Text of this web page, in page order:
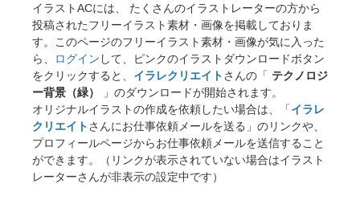
イラストACには、 たくさんのイラストレーターの方から
投稿されたフリーイラスト素材・画像を掲載しておりま
す。このページのフリーイラスト素材・画像が気に入った
ら、
ログイン して、ピンクのイラストダウンロードボタン
をクリックすると、 イラレクリエイトさんの「 テクノロジ
ー背景（緑）
」のダウンロードが開始されます。
オリジナルイラストの作成を依頼したい場合は、「イラレ
クリエイトさんにお仕事依頼メールを送る」のリンクや、
プロフィールページからお仕事依頼メールを送信すること
ができます。（リンクが表示されていない場合はイラスト
レーターさんが非表示の設定中です）